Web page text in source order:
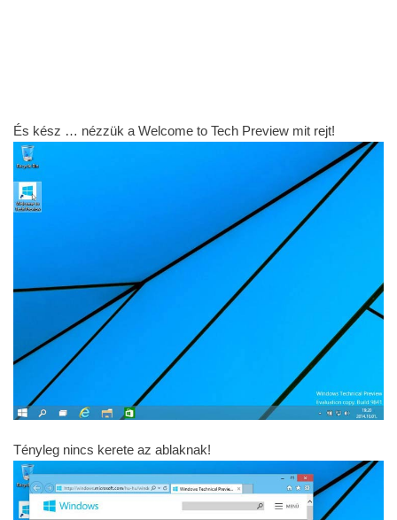
Tényleg nincs kerete az ablaknak!
Így még jobban látszik … faltól-falig.